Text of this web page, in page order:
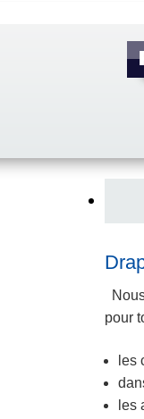
menu
pour
les
les